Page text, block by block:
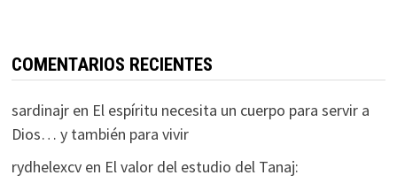
COMENTARIOS RECIENTES
sardinajren El espíritu necesita un cuerpo para servir a
Dios… y también para vivir
rydhelexcven El valor del estudio del Tanaj: